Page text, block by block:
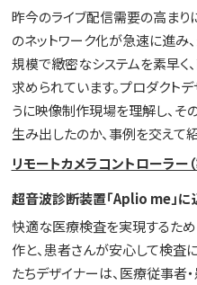
昨今のライブ配信需要の高まり
のネットワーク化が急速に進み
規模で緻密なシステムを素早く
求められています。プロダクト
うに映像制作現場を理解し、そ
生み出したのか、事例を交えて
リモートカメラコントローラー
超音波診断装置「Aplio me」に
快適な医療検査を実現するた
作と、患者さんが安心して検査
たちデザイナーは、医療従事者